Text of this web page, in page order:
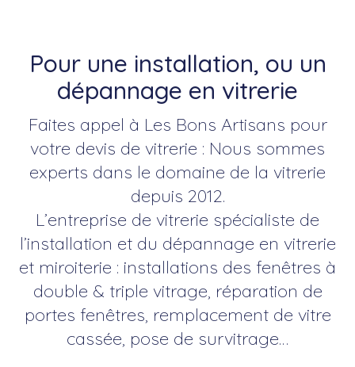
Pour une installation, ou un
dépannage en vitrerie
Faites appel à Les Bons Artisans pour
votre devis de vitrerie : Nous sommes
experts dans le domaine de la vitrerie
depuis 2012.
L’entreprise de vitrerie spécialiste de
l’installation et du dépannage en vitrerie
et miroiterie : installations des fenêtres à
double & triple vitrage, réparation de
portes fenêtres, remplacement de vitre
cassée, pose de survitrage…